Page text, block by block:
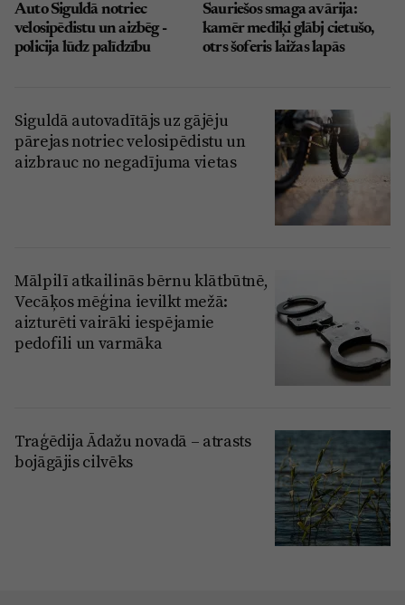
Auto Siguldā notriec
velosipēdistu un aizbēg -
policija lūdz palīdzību
Sauriešos smaga avārija:
kamēr mediķi glābj cietušo,
otrs šoferis laižas lapās
Siguldā autovadītājs uz gājēju
pārejas notriec velosipēdistu un
aizbrauc no negadījuma vietas
Mālpilī atkailinās bērnu klātbūtnē,
Vecāķos mēģina ievilkt mežā:
aizturēti vairāki iespējamie
pedofili un varmāka
Traģēdija Ādažu novadā – atrasts
bojāgājis cilvēks